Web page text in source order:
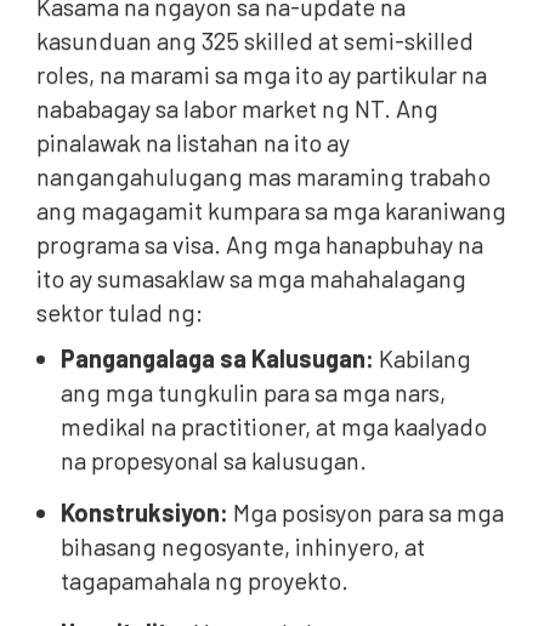
Kasama na ngayon sa na-update na
kasunduan ang 325 skilled at semi-skilled
roles, na marami sa mga ito ay partikular na
nababagay sa labor market ng NT. Ang
pinalawak na listahan na ito ay
nangangahulugang mas maraming trabaho
ang magagamit kumpara sa mga karaniwang
programa sa visa. Ang mga hanapbuhay na
ito ay sumasaklaw sa mga mahahalagang
sektor tulad ng:
Pangangalaga sa Kalusugan: Kabilang
ang mga tungkulin para sa mga nars,
medikal na practitioner, at mga kaalyado
na propesyonal sa kalusugan.
Konstruksiyon: Mga posisyon para sa mga
bihasang negosyante, inhinyero, at
tagapamahala ng proyekto.